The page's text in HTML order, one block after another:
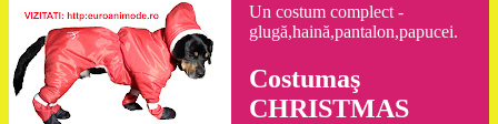
Un costum complect -
glugă,haină,pantalon,papucei.
Costumaş
CHRISTMAS